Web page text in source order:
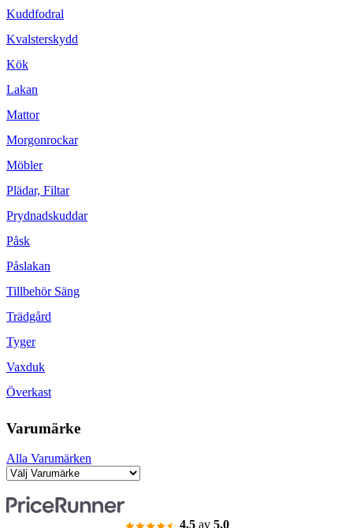
Kuddfodral
Kvalsterskydd
Kök
Lakan
Mattor
Morgonrockar
Möbler
Plädar, Filtar
Prydnadskuddar
Påsk
Påslakan
Tillbehör Säng
Trädgård
Tyger
Vaxduk
Överkast
Varumärke
Alla Varumärken
4.5 av 5.0